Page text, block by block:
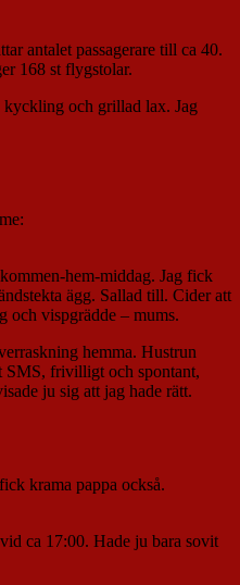
antalet passagerare till ca 40.
168 st flygstolar.
och grillad lax. Jag
hem-middag. Jag fick
ägg. Sallad till. Cider att
och vispgrädde – mums.
hemma. Hustrun
SMS, frivilligt och spontant,
ju sig att jag hade rätt.
krama pappa också.
ca 17:00. Hade ju bara sovit